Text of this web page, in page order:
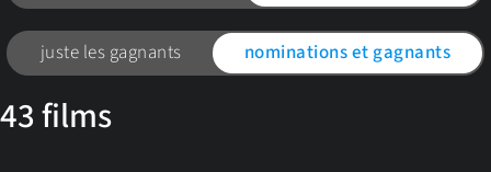
juste les gagnants nominations et gagnants
43films